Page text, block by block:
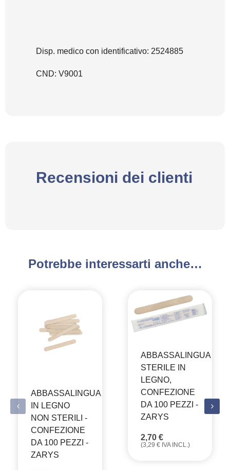
Disp. medico con identificativo: 2524885
CND: V9001
Recensioni dei clienti
Potrebbe interessarti anche…
ABBASSALINGUA
IN LEGNO
NON STERILI -
CONFEZIONE
DA 100 PEZZI -
ZARYS
ABBASSALINGUA
STERILE IN
LEGNO,
CONFEZIONE
DA 100 PEZZI -
ZARYS
2,70 €
(3,29 € IVA INCL.)